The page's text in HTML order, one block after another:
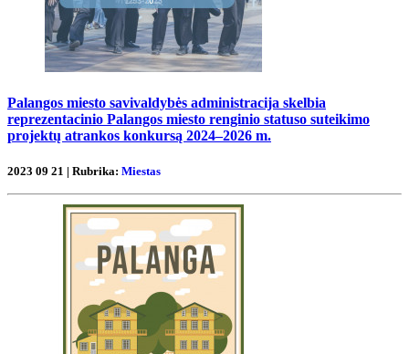
Palangos miesto savivaldybės administracija skelbia
reprezentacinio Palangos miesto renginio statuso suteikimo
projektų atrankos konkursą 2024–2026 m.
2023 09 21 | Rubrika: Miestas